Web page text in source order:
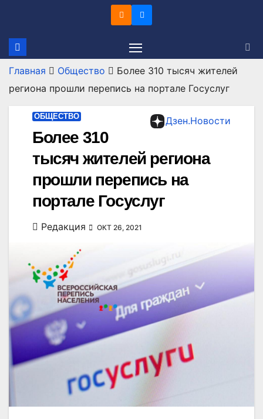
содержимому
Главная Общество
Более 310 тысяч жителей
региона прошли перепись на портале Госуслуг
Дзен.Новости
ОБЩЕСТВО
Более 310
тысяч жителей региона
прошли перепись на
портале Госуслуг
Редакция ОКТ 26, 2021